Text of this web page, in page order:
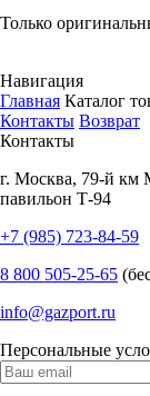
Только
Навигация
Главная Каталог
Контакты Возврат
Контакты
г. Москва, 79-й км
павильон Т-94
+7 (985) 723-84-59
8 800 505-25-65
info@gazport.ru
Персональные